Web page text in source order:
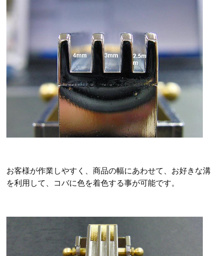
お客様が作業しやすく、商品の幅にあわせて、お好きな溝
を利用して、コバに色を着色する事が可能です。